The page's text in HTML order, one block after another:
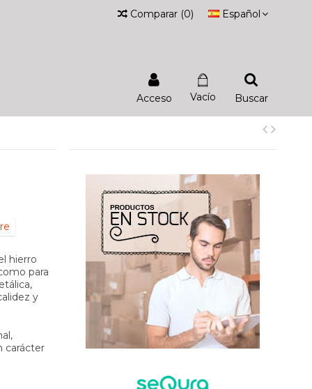
Español
Comparar (0)
Buscar
Vacío
Acceso
hierro
para
y
carácter